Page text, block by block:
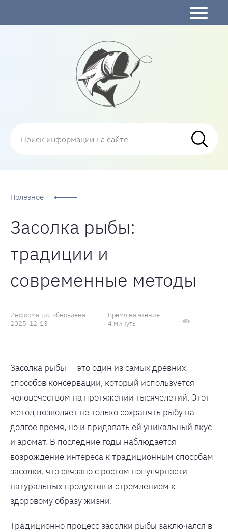
Полезное
Засолка рыбы:
традиции и
современные методы
Информация обновлена:
2025-12-13
Время на чтение:
4 минуты
Засолка рыбы — это один из самых древних
способов консервации, который используется
человечеством на протяжении тысячелетий. Этот
метод позволяет не только сохранять рыбу на
долгое время, но и придавать ей уникальный вкус
и аромат. В последние годы наблюдается
возрождение интереса к традиционным способам
засолки, что связано с ростом популярности
натуральных продуктов и стремлением к
здоровому образу жизни.
Традиционно процесс засолки рыбы заключался в